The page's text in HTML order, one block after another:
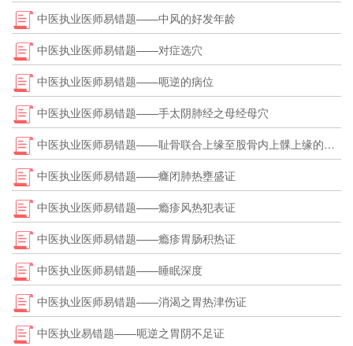
中医执业医师易错题——中风的好发年龄
中医执业医师易错题——对症选穴
中医执业医师易错题——呃逆的病位
中医执业医师易错题——手太阴肺经之母经母穴
中医执业医师易错题——耻骨联合上缘至股骨内上髁上缘的骨度分寸
中医执业医师易错题——癃闭肺热壅盛证
中医执业医师易错题——瘾疹风热犯表证
中医执业医师易错题——瘾疹胃肠积热证
中医执业医师易错题——睡眠深度
中医执业医师易错题——消渴之胃热津伤证
中医执业易错题——呃逆之胃阴不足证